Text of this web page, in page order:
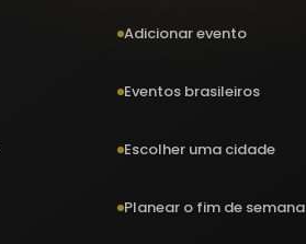
Adicionar evento
Eventos brasileiros
Escolher uma cidade
Planear o fim de semana